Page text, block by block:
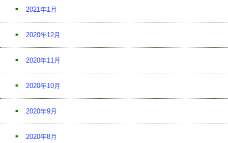
2021年1月
2020年12月
2020年11月
2020年10月
2020年9月
2020年8月